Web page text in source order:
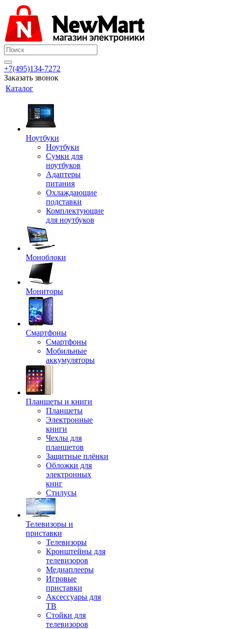
+7(495)134-7272
Заказать звонок
Каталог
Ноутбуки
Ноутбуки
Сумки для
ноутбуков
Адаптеры
питания
Охлаждающие
подставки
Комплектующие
для ноутбуков
Моноблоки
Мониторы
Смартфоны
Смартфоны
Мобильные
аккумуляторы
Планшеты и книги
Планшеты
Электронные
книги
Чехлы для
планшетов
Защитные плёнки
Обложки для
электронных
книг
Стилусы
Телевизоры и
приставки
Телевизоры
Кронштейны для
телевизоров
Медиаплееры
Игровые
приставки
Аксессуары для
ТВ
Стойки для
телевизоров